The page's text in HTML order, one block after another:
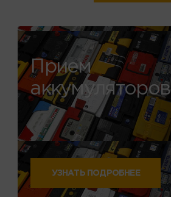
Прием
аккумуляторов
УЗНАТЬ ПОДРОБНЕЕ